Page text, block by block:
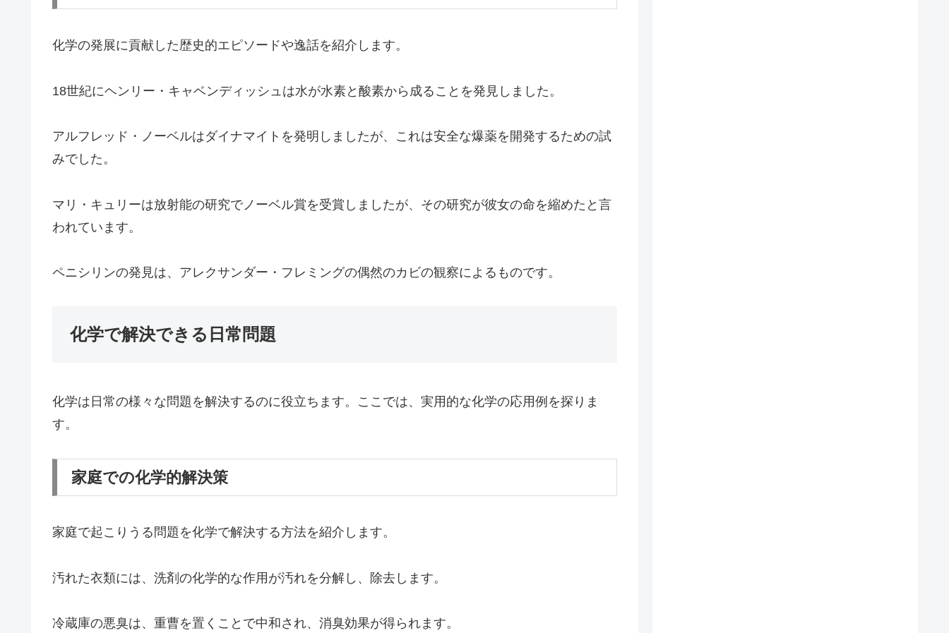
化学の発展に貢献した歴史的エピソードや逸話を紹介します。
18世紀にヘンリー・キャベンディッシュは水が水素と酸素から成ることを発見しました。
アルフレッド・ノーベルはダイナマイトを発明しましたが、これは安全な爆薬を開発するための試
みでした。
マリ・キュリーは放射能の研究でノーベル賞を受賞しましたが、その研究が彼女の命を縮めたと言
われています。
ペニシリンの発見は、アレクサンダー・フレミングの偶然のカビの観察によるものです。
化学で解決できる日常問題
化学は日常の様々な問題を解決するのに役立ちます。ここでは、実用的な化学の応用例を探りま
す。
家庭での化学的解決策
家庭で起こりうる問題を化学で解決する方法を紹介します。
汚れた衣類には、洗剤の化学的な作用が汚れを分解し、除去します。
冷蔵庫の悪臭は、重曹を置くことで中和され、消臭効果が得られます。